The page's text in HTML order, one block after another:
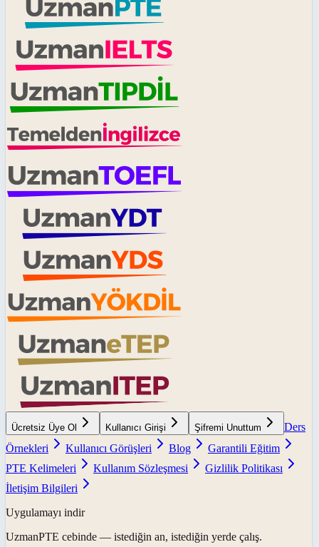
Ücretsiz Üye Ol Kullanıcı Girişi Şifremi Unuttum
Ders
Örnekleri
Kullanıcı Görüşleri Blog
Garantili Eğitim
PTE Kelimeleri
Kullanım Sözleşmesi
Gizlilik Politikası
İletişim Bilgileri
Uygulamayı indir
UzmanPTE cebinde — istediğin an, istediğin yerde çalış.